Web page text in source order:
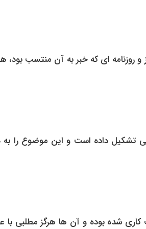
روزنامه ای که خبر به آن منتسب بود،
تشکیل داده است و این موضوع را به
شده بوده و آن ها هرگز مطلبی با